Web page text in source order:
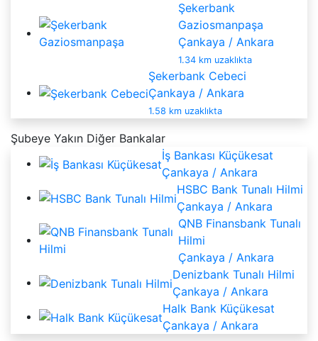
Şekerbank
Gaziosmanpaşa
Çankaya / Ankara
1.34 km uzaklıkta
Şekerbank Cebeci
Çankaya / Ankara
1.58 km uzaklıkta
Şubeye Yakın Diğer Bankalar
İş Bankası Küçükesat
Çankaya / Ankara
HSBC Bank Tunalı Hilmi
Çankaya / Ankara
QNB Finansbank Tunalı
Hilmi
Çankaya / Ankara
Denizbank Tunalı Hilmi
Çankaya / Ankara
Halk Bank Küçükesat
Çankaya / Ankara